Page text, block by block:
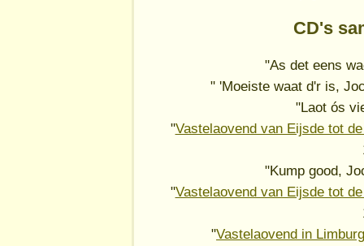
CD's
"As det eens
" 'Moeiste waat d'r is,
"Laot ós
"Vastelaovend van Eijsde tot
"Kump good,
"Vastelaovend van Eijsde tot
"Vastelaovend in